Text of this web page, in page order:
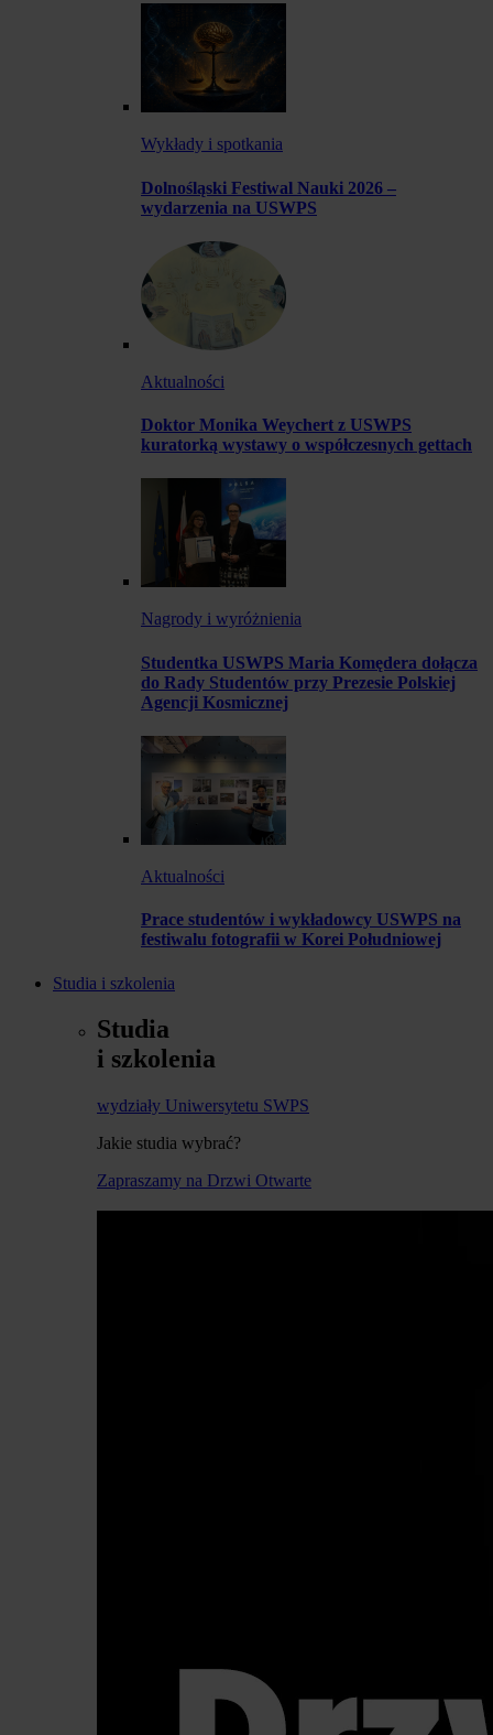
Wykłady i spotkania
Dolnośląski Festiwal Nauki 2026 –
wydarzenia na USWPS
Aktualności
Doktor Monika Weychert z USWPS
kuratorką wystawy o współczesnych gettach
Nagrody i wyróżnienia
Studentka USWPS Maria Komędera dołącza
do Rady Studentów przy Prezesie Polskiej
Agencji Kosmicznej
Aktualności
Prace studentów i wykładowcy USWPS na
festiwalu fotografii w Korei Południowej
Studia i szkolenia
Studia
i szkolenia
wydziały Uniwersytetu SWPS
Jakie studia wybrać?
Zapraszamy na Drzwi Otwarte